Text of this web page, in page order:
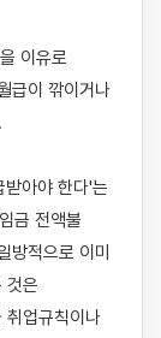
급이 깎이거나
아야 한다'는
금 전액불
방적으로 이미
것은
업규칙이나